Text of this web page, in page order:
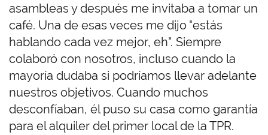
asambleas y después me invitaba a tomar un
café. Una de esas veces me dijo "estás
hablando cada vez mejor, eh". Siempre
colaboró con nosotros, incluso cuando la
mayoría dudaba si podríamos llevar adelante
nuestros objetivos. Cuando muchos
desconfíaban, él puso su casa como garantía
para el alquiler del primer local de la TPR.